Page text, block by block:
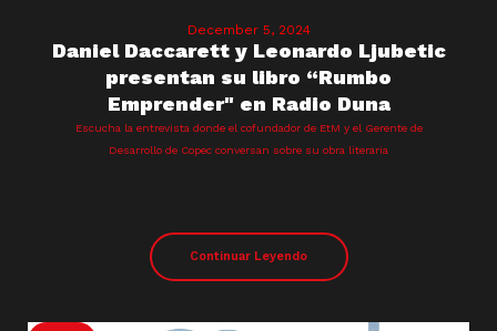
December 5, 2024
Daniel Daccarett y Leonardo Ljubetic
presentan su libro “Rumbo
Emprender" en Radio Duna
Escucha la entrevista donde el cofundador de EtM y el Gerente de
Desarrollo de Copec conversan sobre su obra literaria
Continuar Leyendo